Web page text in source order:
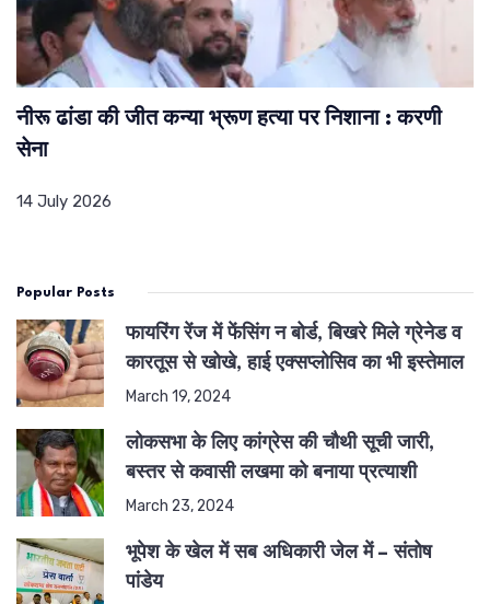
नीरू ढांडा की जीत कन्या भ्रूण हत्या पर निशाना : करणी
सेना
14 July 2026
Popular Posts
फायरिंग रेंज में फेंसिंग न बोर्ड, बिखरे मिले ग्रेनेड व
कारतूस से खोखे, हाई एक्सप्लोसिव का भी इस्तेमाल
March 19, 2024
लोकसभा के लिए कांग्रेस की चौथी सूची जारी,
बस्तर से कवासी लखमा को बनाया प्रत्याशी
March 23, 2024
भूपेश के खेल में सब अधिकारी जेल में – संतोष
पांडेय